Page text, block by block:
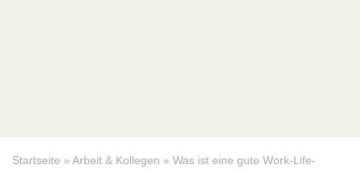
Startseite » Arbeit & Kollegen » Was ist eine gute Work-Life-